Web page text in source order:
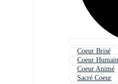
Coeur Brisé
Coeur Humain
Coeur Animé
Sacré Coeur